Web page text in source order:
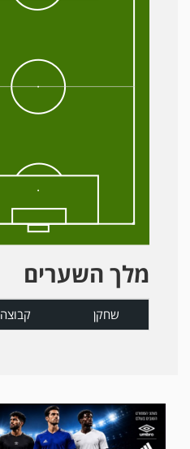
מלך השערים
שחקן קבוצה